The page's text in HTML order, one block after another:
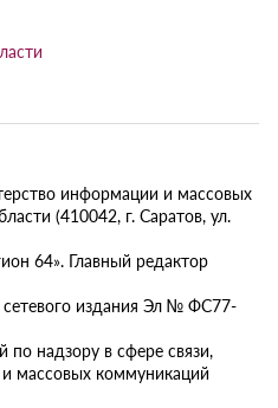
информации и массовых
(410042, г. Саратов, ул.
64». Главный редактор
сетевого издания Эл № ФС77-
надзору в сфере связи,
массовых коммуникаций